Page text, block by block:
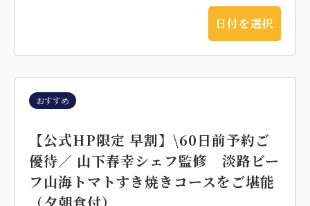
日付を選択
おすすめ
【公式HP限定 早割】\60日前予約ご
優待／ 山下春幸シェフ監修 淡路ビー
フ山海トマトすき焼きコースをご堪能
（夕朝食付）